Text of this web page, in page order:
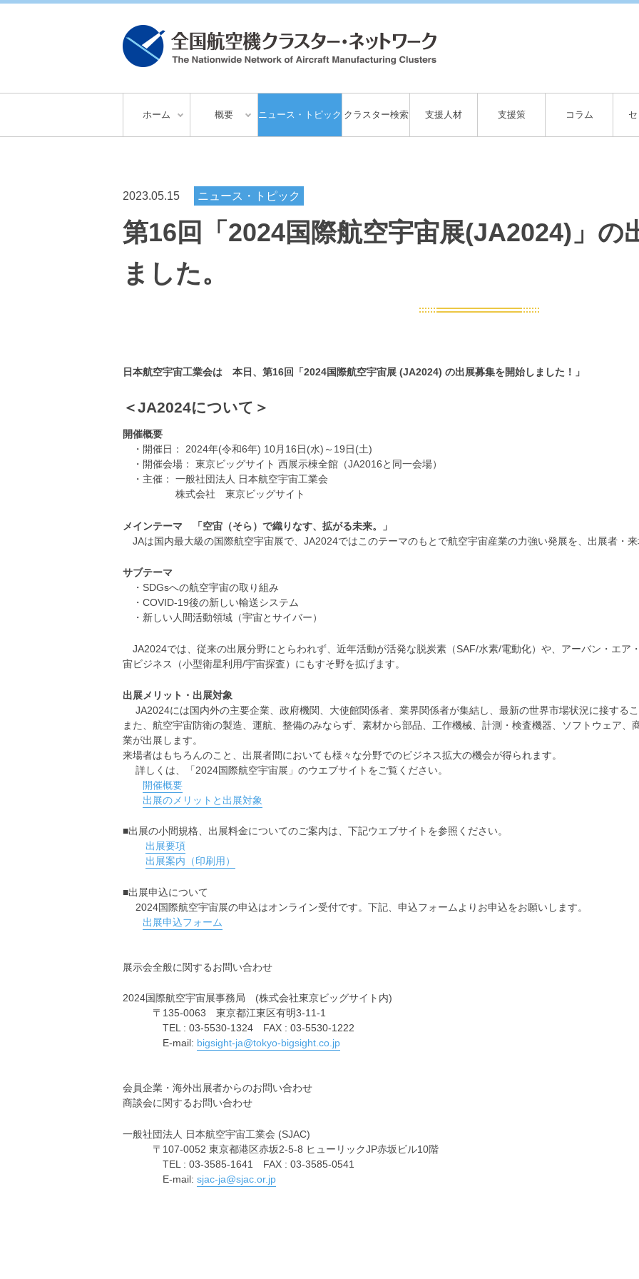
ホーム 概要 ニュース・トピック クラスター検索 支援人材 支援策 コラム
2023.05.15 ニュース・トピック
第16回「2024国際航空宇宙展(JA2024)」の
ました。
日本航空宇宙工業会は 本日、第16回「2024国際航空宇宙展 (JA2024) の出展募集を開始しました！」
＜JA2024について＞
開催概要
・開催日： 2024年(令和6年) 10月16日(水)～19日(土)
・開催会場： 東京ビッグサイト 西展示棟全館（JA2016と同一会場）
・主催： 一般社団法人 日本航空宇宙工業会
株式会社 東京ビッグサイト
メインテーマ 「空宙（そら）で織りなす、拡がる未来。」
JAは国内最大級の国際航空宇宙展で、JA2024ではこのテーマのもとで航空宇宙産業の力強い発展を、出展者・来
サブテーマ
・SDGsへの航空宇宙の取り組み
・COVID-19後の新しい輸送システム
・新しい人間活動領域（宇宙とサイバー）
JA2024では、従来の出展分野にとらわれず、近年活動が活発な脱炭素（SAF/水素/電動化）や、アーバン・エア
宙ビジネス（小型衛星利用/宇宙探査）にもすそ野を拡げます。
出展メリット・出展対象
JA2024には国内外の主要企業、政府機関、大使館関係者、業界関係者が集結し、最新の世界市場状況に接するこ
また、航空宇宙防衛の製造、運航、整備のみならず、素材から部品、工作機械、計測・検査機器、ソフトウェア、
業が出展します。
来場者はもちろんのこと、出展者間においても様々な分野でのビジネス拡大の機会が得られます。
詳しくは、「2024国際航空宇宙展」のウエブサイトをご覧ください。
開催概要
出展のメリットと出展対象
■出展の小間規格、出展料金についてのご案内は、下記ウエブサイトを参照ください。
出展要項
出展案内（印刷用）
■出展申込について
2024国際航空宇宙展の申込はオンライン受付です。下記、申込フォームよりお申込をお願いします。
出展申込フォーム
展示会全般に関するお問い合わせ
2024国際航空宇宙展事務局 (株式会社東京ビッグサイト内)
〒135-0063 東京都江東区有明3-11-1
TEL : 03-5530-1324 FAX : 03-5530-1222
E-mail: bigsight-ja@tokyo-bigsight.co.jp
会員企業・海外出展者からのお問い合わせ
商談会に関するお問い合わせ
一般社団法人 日本航空宇宙工業会 (SJAC)
〒107-0052 東京都港区赤坂2-5-8 ヒューリックJP赤坂ビル10階
TEL : 03-3585-1641 FAX : 03-3585-0541
E-mail: sjac-ja@sjac.or.jp